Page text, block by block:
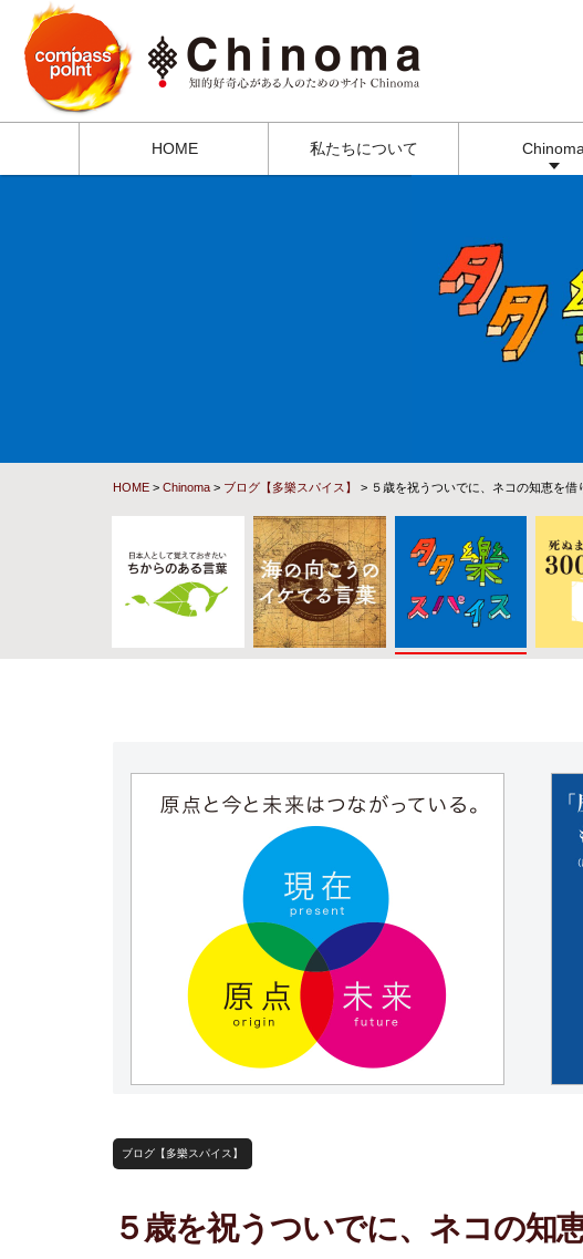
HOME 私たちについて Chinoma
HOME > Chinoma > ブログ【多樂スパイス】 > ５歳を祝うついでに、ネコの知恵を借
ブログ【多樂スパイス】
５歳を祝うついでに、ネコの知